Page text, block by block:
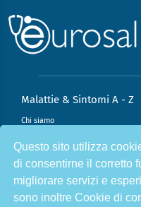
Questo sito utilizza
di consentirne il corretto
migliorare servizi e
sono inoltre Cookie di
Malattie & Sintomi A - Z
Chi siamo
Infiammazione e Allergia
Nutrizione e Stili di vita
Cookie Policy